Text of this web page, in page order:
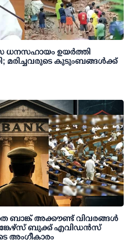
ധനസഹായം ഉയര്‍ത്തി
മരിച്ചവരുടെ കുടുംബങ്ങള്‍ക്ക്
ബാങ്ക് അക്കൗണ്ട് വിവരങ്ങള്‍
ബുക്ക് എവിഡന്‍സ്
അംഗീകാരം